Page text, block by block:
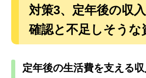
対策3、 定年後の収
確認と不足しそうな
定年後の生活費を支える